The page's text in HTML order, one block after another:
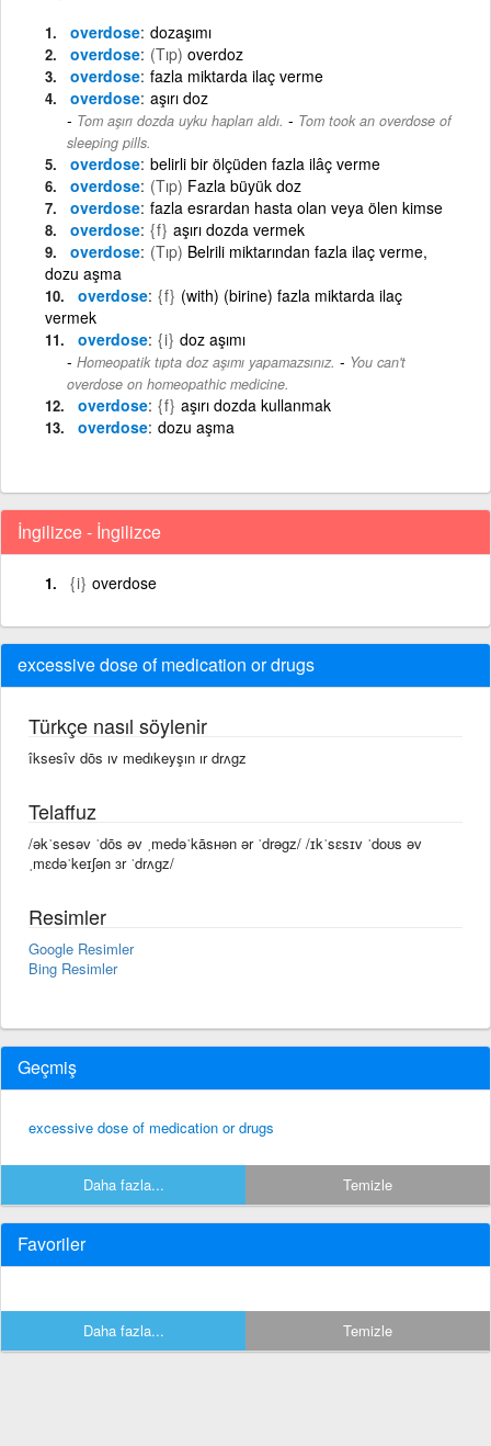
overdose dozaşımı
overdose (Tıp) overdoz
overdose fazla miktarda ilaç verme
overdose aşırı doz
Tom aşırı dozda uyku hapları aldı. - Tom took an overdose of
sleeping pills.
overdose belirli bir ölçüden fazla ilâç verme
overdose (Tıp) Fazla büyük doz
overdose fazla esrardan hasta olan veya ölen kimse
overdose {f} aşırı dozda vermek
overdose (Tıp) Belrili miktarından fazla ilaç verme,
dozu aşma
overdose {f} (with) (birine) fazla miktarda ilaç
vermek
overdose {i} doz aşımı
Homeopatik tıpta doz aşımı yapamazsınız. - You can't
overdose on homeopathic medicine.
overdose {f} aşırı dozda kullanmak
overdose dozu aşma
İngilizce - İngilizce
{i} overdose
excessive dose of medication or drugs
Türkçe nasıl söylenir
îksesîv dōs ıv medıkeyşın ır drʌgz
Telaffuz
/əkˈsesəv ˈdōs əv ˌmedəˈkāsʜən ər ˈdrəgz/ /ɪkˈsɛsɪv ˈdoʊs əv
ˌmɛdəˈkeɪʃən ɜr ˈdrʌɡz/
Resimler
Google Resimler
Bing Resimler
Geçmiş
excessive dose of medication or drugs
Daha fazla... Temizle
Favoriler
Daha fazla... Temizle